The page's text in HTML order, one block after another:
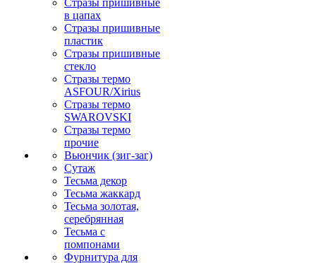
Стразы пришивные
в цапах
Стразы пришивные
пластик
Стразы пришивные
стекло
Стразы термо
ASFOUR/Xirius
Стразы термо
SWAROVSKI
Стразы термо
прочие
Вьюнчик (зиг-заг)
Сутаж
Тесьма декор
Тесьма жаккард
Тесьма золотая,
серебрянная
Тесьма с
помпонами
Фурнитура для